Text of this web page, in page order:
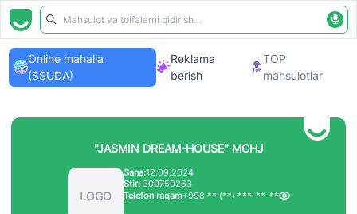
Online mahalla
(SSUDA)
Reklama
berish
TOP
mahsulotlar
"JASMIN DREAM-HOUSE" MCHJ
LOGO
Sana:12.09.2024
Stir:309750263
Telefon raqam+998 ** (**) ***-**-**